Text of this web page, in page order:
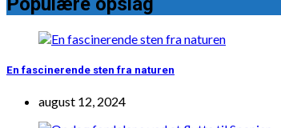
En fascinerende sten fra naturen
august 12, 2024